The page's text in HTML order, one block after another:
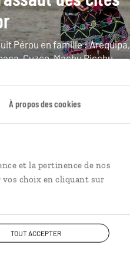
À propos des cookies
et la pertinence de nos
vos choix en cliquant sur
TOUT ACCEPTER
Pérou en famille : Arequipa,
Cuzco, Machu Picchu.
/ 11 nuits
de 3200€